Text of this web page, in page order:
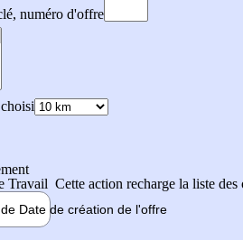
numéro d'offre
Travail Cette action recharge la liste des
Date de création de l'offre